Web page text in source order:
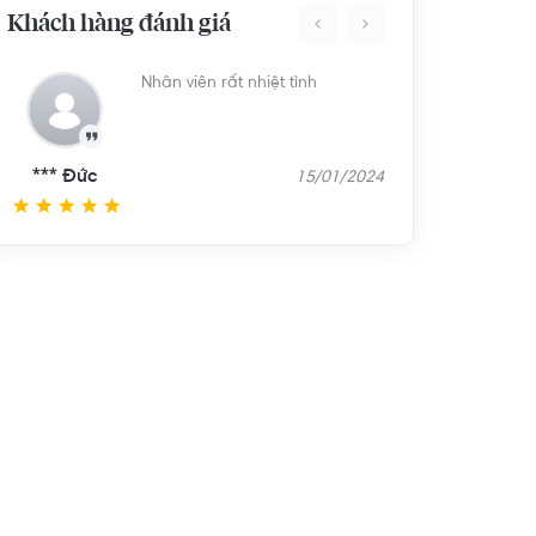
Khách hàng đánh giá
*** Đức
Nhân viên rất nhiệt tình
15/01/2024